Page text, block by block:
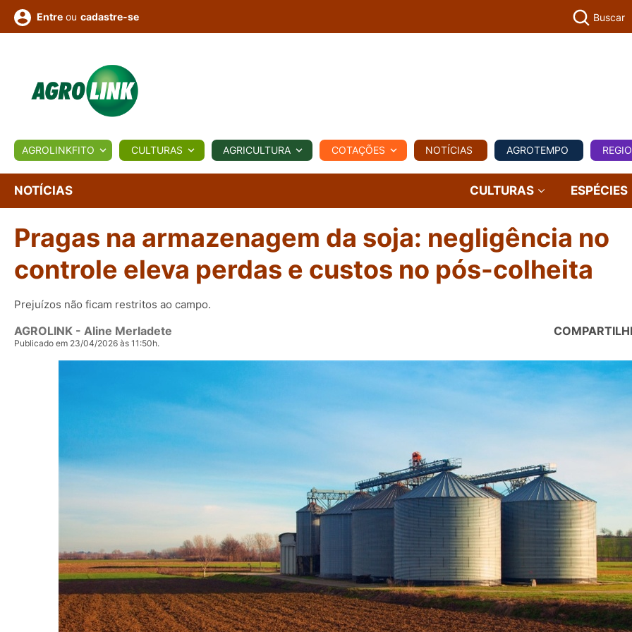
BIOLÓGICOS COTAÇÕES NOTÍCIAS AGROTEMPO REGIONAL COMERCIAL AGROVIAGENS
Conversor Colunistas Eventos
e
Vídeos
Entre ou cadastre-se Buscar
AGROLINKFITO CULTURAS AGRICULTURA COTAÇÕES NOTÍCIAS AGROTEMPO
NOTÍCIAS CULTURAS ESPÉCIES
Pragas na armazenagem da soja: negligência no
controle eleva perdas e custos no pós-colheita
Prejuízos não ficam restritos ao campo.
AGROLINK - Aline Merladete
Publicado em 23/04/2026 às 11:50h.